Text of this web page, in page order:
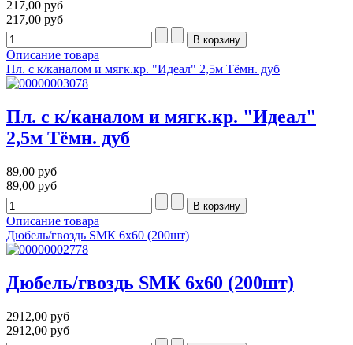
217,00 руб
217,00 руб
Описание товара
Пл. с к/каналом и мягк.кр. "Идеал" 2,5м Тёмн. дуб
Пл. с к/каналом и мягк.кр. "Идеал"
2,5м Тёмн. дуб
89,00 руб
89,00 руб
Описание товара
Дюбель/гвоздь SMК 6х60 (200шт)
Дюбель/гвоздь SMК 6х60 (200шт)
2912,00 руб
2912,00 руб